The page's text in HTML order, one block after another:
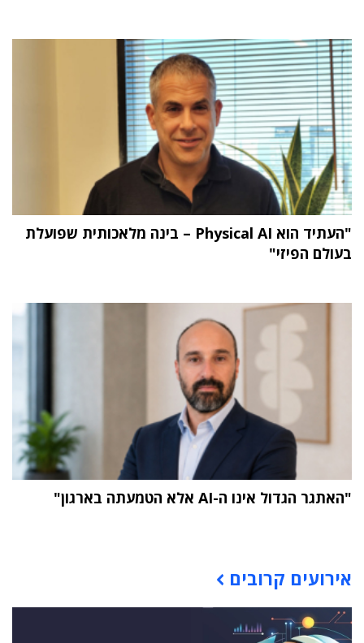
"העתיד הוא Physical AI – בינה מלאכותית שפועלת
בעולם הפיזי"
"האתגר הגדול אינו ה-AI אלא הטמעתה בארגון"
אירועים קרובים